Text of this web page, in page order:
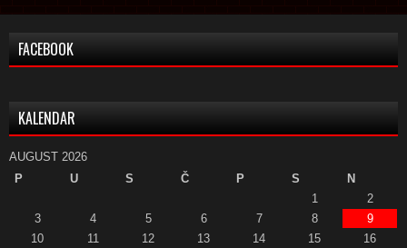
FACEBOOK
KALENDAR
AUGUST 2026
P
U S Č P S
N
1
2
3
4 5 6 7 8
9
10
11 12 13 14 15
16